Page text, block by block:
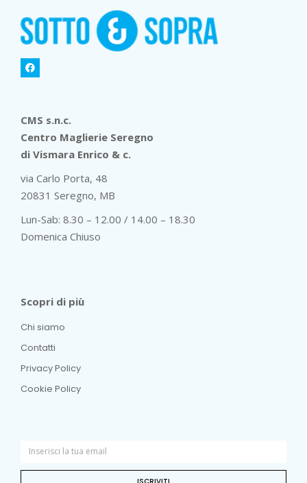
CMS s.n.c.
Centro Maglierie Seregno
di Vismara Enrico & c.
via Carlo Porta, 48
20831 Seregno, MB
Lun-Sab: 8.30 – 12.00 / 14.00 – 18.30
Domenica Chiuso
Scopri di più
Chi siamo
Contatti
Privacy Policy
Cookie Policy